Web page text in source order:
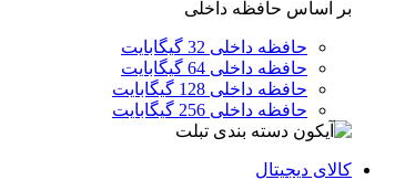
بر اساس حافظه داخلی
حافظه داخلی 32 گیگابایت
حافظه داخلی 64 گیگابایت
حافظه داخلی 128 گیگابایت
حافظه داخلی 256 گیگابایت
کالای دیجیتال